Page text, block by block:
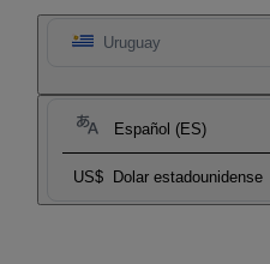
Uruguay
Español (ES)
US$ Dolar estadounidense